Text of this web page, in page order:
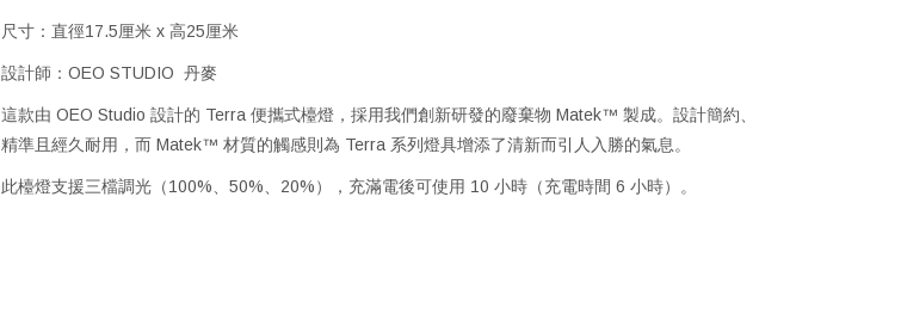
尺寸：直徑17.5厘米 x 高25厘米
設計師：OEO STUDIO 丹麥
這款由 OEO Studio 設計的 Terra 便攜式檯燈，採用我們創新研發的廢棄物 Matek™ 製成。設計簡約、
精準且經久耐用，而 Matek™ 材質的觸感則為 Terra 系列燈具增添了清新而引人入勝的氣息。
此檯燈支援三檔調光（100%、50%、20%），充滿電後可使用 10 小時（充電時間 6 小時）。